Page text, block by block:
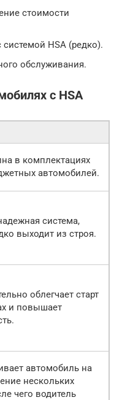
стоимости
HSA (редко).
обслуживания.
с HSA
в комплектациях
автомобилей.
система,
выходит из строя.
облегчает старт
и повышает
автомобиль на
нескольких
чего водитель